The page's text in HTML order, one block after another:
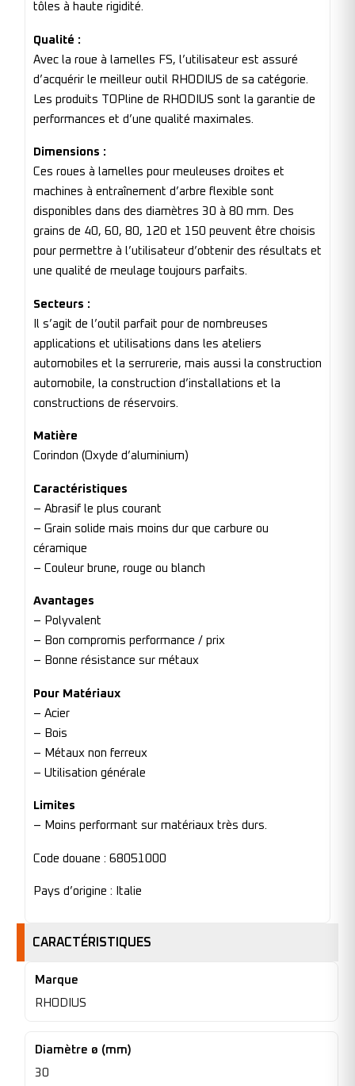
tôles à haute rigidité.
Qualité :
Avec la roue à lamelles FS, l’utilisateur est assuré
d’acquérir le meilleur outil RHODIUS de sa catégorie.
Les produits TOPline de RHODIUS sont la garantie de
performances et d’une qualité maximales.
Dimensions :
Ces roues à lamelles pour meuleuses droites et
machines à entraînement d’arbre flexible sont
disponibles dans des diamètres 30 à 80 mm. Des
grains de 40, 60, 80, 120 et 150 peuvent être choisis
pour permettre à l’utilisateur d’obtenir des résultats et
une qualité de meulage toujours parfaits.
Secteurs :
Il s’agit de l’outil parfait pour de nombreuses
applications et utilisations dans les ateliers
automobiles et la serrurerie, mais aussi la construction
automobile, la construction d’installations et la
constructions de réservoirs.
Matière
Corindon (Oxyde d’aluminium)
Caractéristiques
– Abrasif le plus courant
– Grain solide mais moins dur que carbure ou
céramique
– Couleur brune, rouge ou blanch
Avantages
– Polyvalent
– Bon compromis performance / prix
– Bonne résistance sur métaux
Pour Matériaux
– Acier
– Bois
– Métaux non ferreux
– Utilisation générale
Limites
– Moins performant sur matériaux très durs.
Code douane : 68051000
Pays d’origine : Italie
CARACTÉRISTIQUES
Marque
RHODIUS
Diamètre ø (mm)
30